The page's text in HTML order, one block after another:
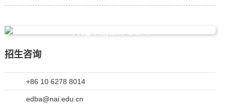
开始申请Exe-DBA
招生咨询
+86 10 6278 8014
edba@nai.edu.cn